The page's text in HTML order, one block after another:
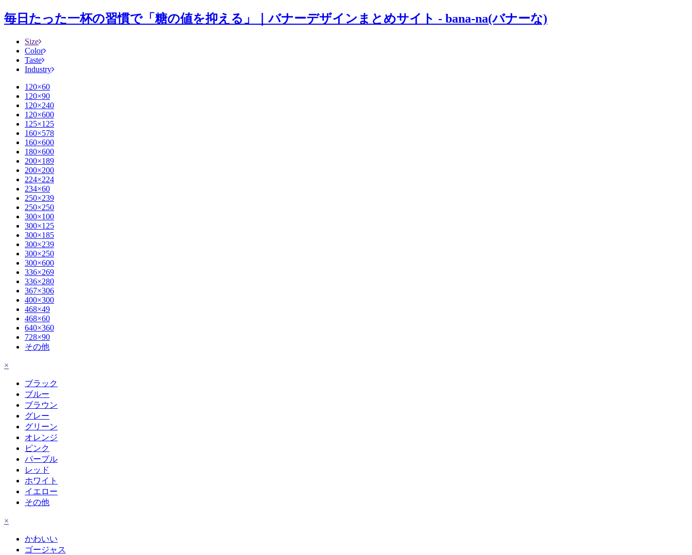
毎日たった一杯の習慣で「糖の値を抑える」｜バナーデザインまとめサイト - bana-na(バナーな)
Size
Color
Taste
Industry
120×60
120×90
120×240
120×600
125×125
160×578
160×600
180×600
200×189
200×200
224×224
234×60
250×239
250×250
300×100
300×125
300×185
300×239
300×250
300×600
336×269
336×280
367×306
400×300
468×49
468×60
640×360
728×90
その他
×
ブラック
ブルー
ブラウン
グレー
グリーン
オレンジ
ピンク
パープル
レッド
ホワイト
イエロー
その他
×
かわいい
ゴージャス